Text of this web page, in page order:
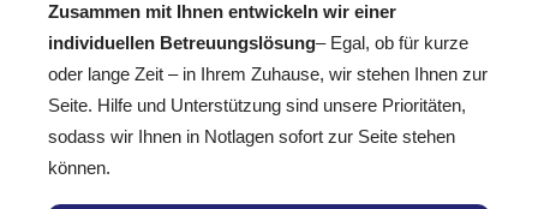
Zusammen mit Ihnen entwickeln wir einer
individuellen Betreuungslösung– Egal, ob für kurze
oder lange Zeit – in Ihrem Zuhause, wir stehen Ihnen zur
Seite. Hilfe und Unterstützung sind unsere Prioritäten,
sodass wir Ihnen in Notlagen sofort zur Seite stehen
können.